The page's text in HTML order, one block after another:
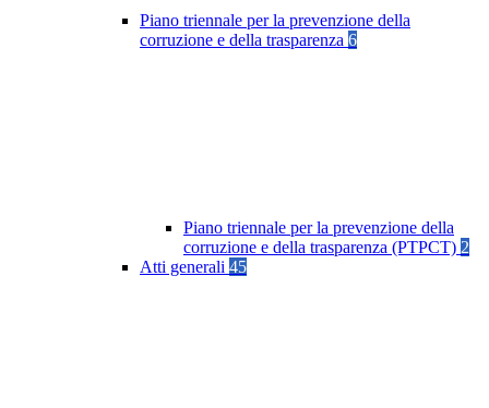
Piano triennale per la prevenzione della
corruzione e della trasparenza 6
Piano triennale per la prevenzione della
corruzione e della trasparenza (PTPCT) 2
Atti generali 45